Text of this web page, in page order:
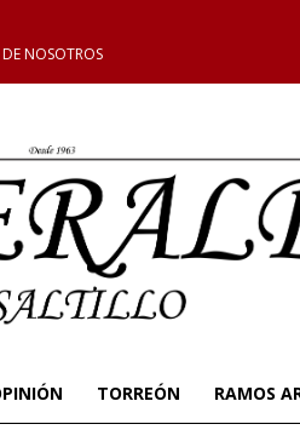
NOSOTROS
TORREÓN RAMOS